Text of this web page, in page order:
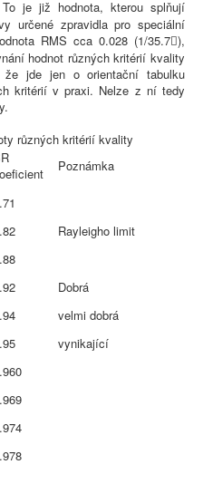
je již hodnota, kterou splňují
určené zpravidla pro speciální
RMS cca 0.028 (1/35.7),
hodnot různých kritérií kvality
jde jen o orientační tabulku
kritérií v praxi. Nelze z ní tedy
různých kritérií kvality
Poznámka
Rayleigho limit
Dobrá
velmi dobrá
vynikající